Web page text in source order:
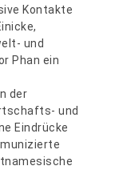
Kontakte
und
Phan ein
der
und
Eindrücke